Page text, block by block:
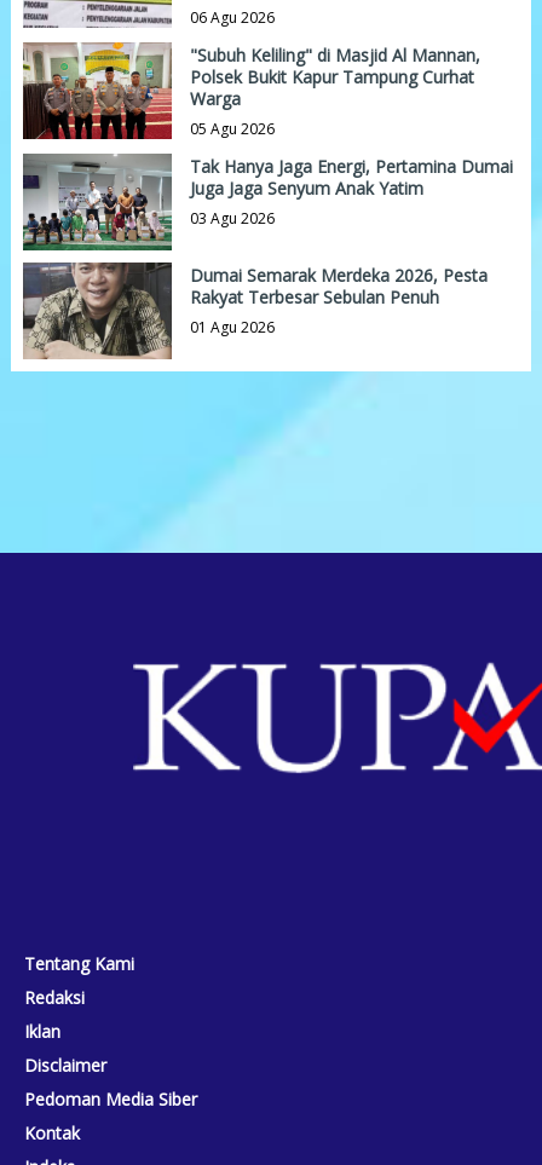
06 Agu 2026
"Subuh Keliling" di Masjid Al Mannan,
Polsek Bukit Kapur Tampung Curhat
Warga
05 Agu 2026
Tak Hanya Jaga Energi, Pertamina Dumai
Juga Jaga Senyum Anak Yatim
03 Agu 2026
Dumai Semarak Merdeka 2026, Pesta
Rakyat Terbesar Sebulan Penuh
01 Agu 2026
Tentang Kami
Redaksi
Iklan
Disclaimer
Pedoman Media Siber
Kontak